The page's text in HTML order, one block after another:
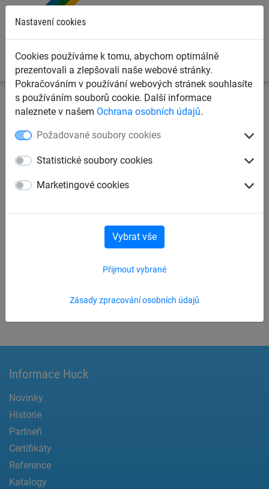
Nastavení cookies
Cookies používáme k tomu, abychom optimálně
prezentovali a zlepšovali naše webové stránky.
Pokračováním v používání webových stránek souhlasíte
s používáním souborů cookie. Další informace
naleznete v našem Ochrana osobních údajů.
Požadované soubory cookies
Statistické soubory cookies
Marketingové cookies
Zásady zpracování osobních údajů
Přijmout vybrané
Vybrat vše
Certifikát ISO 9001 CZ
Certifikát ISO 9001 Huck CZ
Certifikát ISO 14001 CZ
Certifikát IATF 16949 CZ
Certifikát IATF 16949 Huck CZ
Certifikát ISO 9001 DE
Informace Huck
Novinky
Historie
Partneři
Certifikáty
Reference
Katalogy